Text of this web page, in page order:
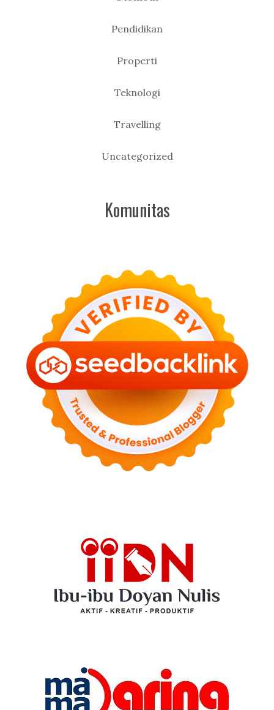
Pendidikan
Properti
Teknologi
Travelling
Uncategorized
Komunitas